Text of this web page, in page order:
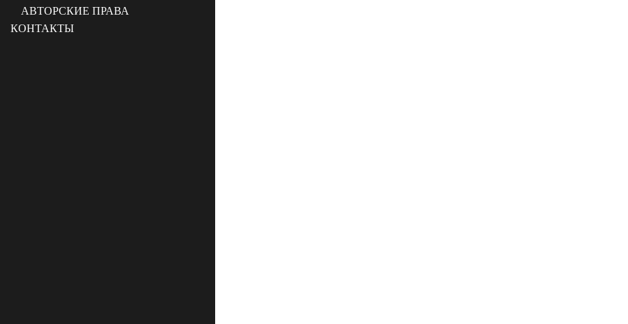
АВТОРСКИЕ ПРАВА
КОНТАКТЫ